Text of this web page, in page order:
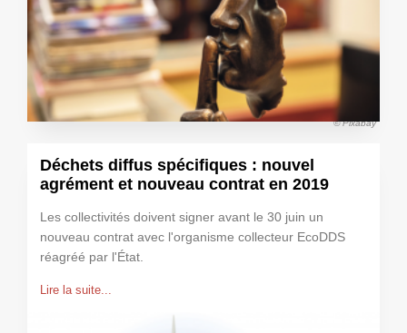
© Pixabay
Déchets diffus spécifiques : nouvel
agrément et nouveau contrat en 2019
Les collectivités doivent signer avant le 30 juin un
nouveau contrat avec l'organisme collecteur EcoDDS
réagréé par l'État.
Lire la suite...